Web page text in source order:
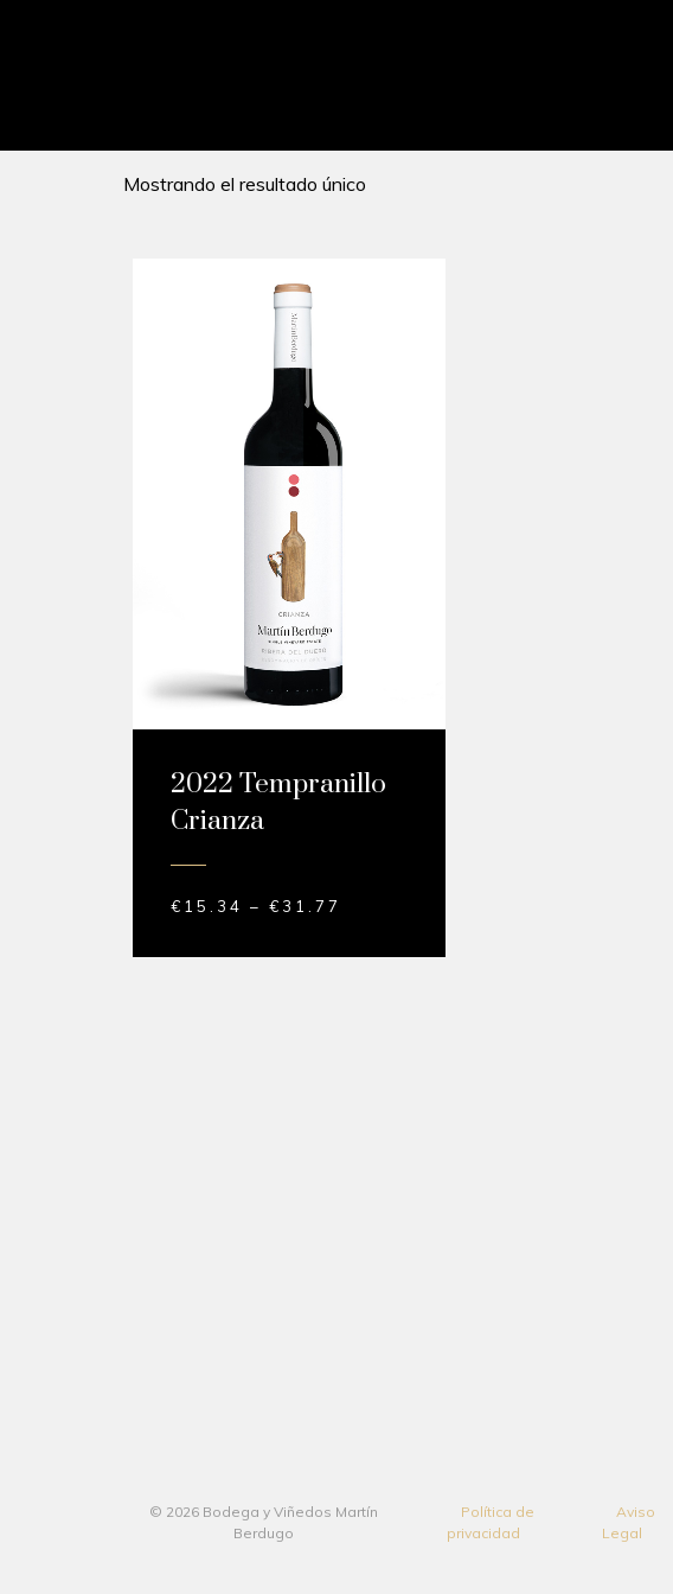
Mostrando el resultado único
2022 Tempranillo
Crianza
€ 15.34 – € 31.77
© 2026 Bodega y Viñedos Martín
Berdugo
Política de
privacidad
Aviso
Legal